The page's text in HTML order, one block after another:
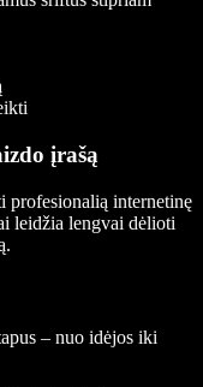
įrašą
profesionalią internetinę
leidžia lengvai dėlioti
– nuo idėjos iki